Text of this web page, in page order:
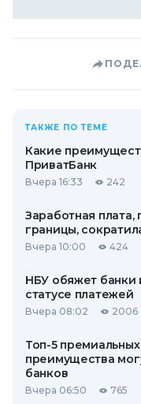
ТАКЖЕ ПО ТЕМЕ
Какие
ПриватБанк
Вчера 16:33 242
Заработная
границы,
Вчера 10:00 424
НБУ обяжет банки
статусе платежей
Вчера 08:02 2006
Топ-5
преимущества
банков
Вчера 06:50 765